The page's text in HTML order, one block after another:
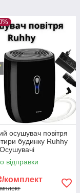
осушувач повітря
будинку Ruhhy
Осушення
квартирі
відправки
комплект